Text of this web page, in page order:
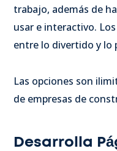
trabajo, además de
usar e interactivo.
entre lo divertido y lo
Las opciones son
de empresas de
Desarrolla